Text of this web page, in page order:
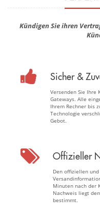
Kündigen Sie ihren
Sicher &
Versenden Sie Ihre
Gateways. Alle
Ihrem Rechner bis
Technologie
Gebot.
Offizieller
Den offiziellen
Minuten nach der
Nachweis liegt
bestimmt.